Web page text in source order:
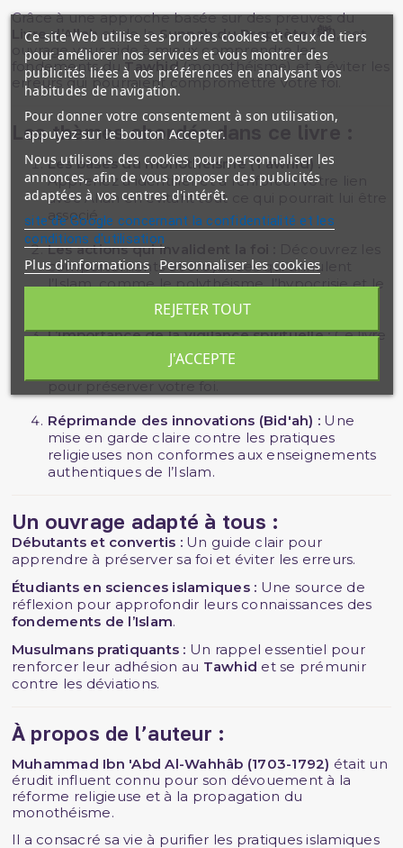
Grâce à une approche basée sur des preuves du
Livre d’Allah et de la Sunnah du Prophète (ﷺ) , cet
ouvrage vous aide à mieux comprendre les
fondements duTawhid (monothéisme) et à éviter les
erreurs qui pourraient compromettre votre foi.
Les thèmes abordés dans ce livre :
Les bases du monothéisme (Tawhid) :
Apprenez à identifier et à renforcer votre lien
avec Allah en évitant tout ce qui pourrait lui être
associé.
Les actions qui invalident la foi :
comportements et croyances qui annulent
l’Islam, comme le polythéisme, l’hypocrisie et le
rejet de certains piliers fondamentaux.
L’importance de la vigilance spirituelle :Ce livre
souligne pourquoi il est crucial de rester fidèle
aux enseignements duCoran
pour préserver votre foi.
Réprimande des innovations (Bid'ah) : Une
mise en garde claire contre les pratiques
religieuses non conformes aux enseignements
authentiques de l’Islam.
Un ouvrage adapté à tous :
Débutants et convertis :Un guide clair pour
apprendre à préserver sa foi et éviter les erreurs.
Étudiants en sciences islamiques : Une source de
réflexion pour approfondir leurs connaissances des
fondements de l’Islam.
Musulmans pratiquants : Un rappel essentiel pour
renforcer leur adhésion au Tawhid et se prémunir
contre les déviations.
À propos de l’auteur :
Muhammad Ibn 'Abd Al-Wahhâb (1703-1792) était un
érudit influent connu pour son dévouement à la
réforme religieuse et à la propagation du
monothéisme.
Il a consacré sa vie à purifier les pratiques islamiques
Ce site Web utilise ses propres cookies et ceux de tiers
pour améliorer nos services et vous montrer des
publicités liées à vos préférences en analysant vos
habitudes de navigation.
Pour donner votre consentement à son utilisation,
appuyez sur le bouton Accepter.
Nous utilisons des cookies pour personnaliser les
annonces, afin de vous proposer des publicités
adaptées à vos centres d'intérêt.
site de Google concernant la confidentialité et les
conditions d'utilisation
Plus d'informations Personnaliser les cookies
REJETER TOUT
J'ACCEPTE